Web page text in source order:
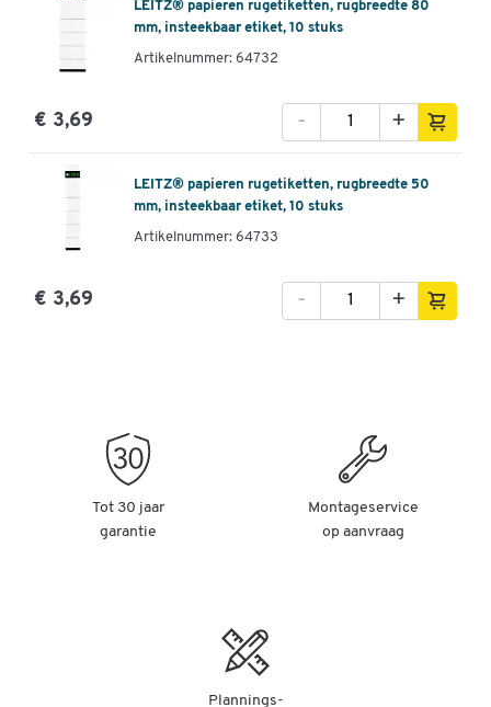
LEITZ® papieren rugetiketten, rugbreedte 80
mm, insteekbaar etiket, 10 stuks
Artikelnummer: 64732
€ 3,69 +
-
LEITZ® papieren rugetiketten, rugbreedte 50
mm, insteekbaar etiket, 10 stuks
Artikelnummer: 64733
€ 3,69 +
-
Tot 30 jaar
garantie
Montageservice
op aanvraag
Plannings-